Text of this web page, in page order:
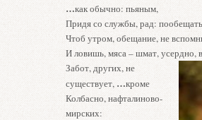
…как обычно: пьяным,
Придя со службы, рад:
Чтоб утром, обещание, не
И ловишь, мяса – шмат, усердно,
Забот, других, не
существует, …кроме
Колбасно, нафталиново-
мирских: